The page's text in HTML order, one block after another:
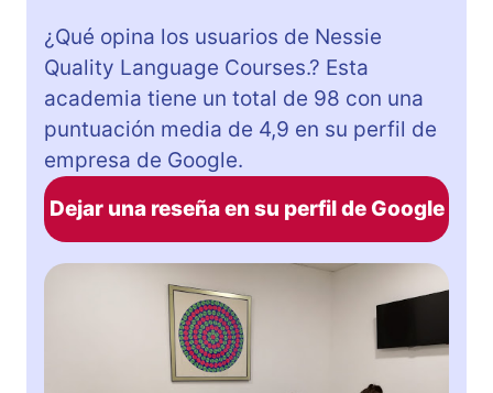
¿Qué opina los usuarios de Nessie
Quality Language Courses.? Esta
academia tiene un total de 98 con una
puntuación media de 4,9 en su perfil de
empresa de Google.
Dejar una reseña en su perfil de Google